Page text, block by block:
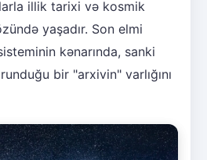
illik tarixi və kosmik
yaşadır. Son elmi
kənarında, sanki
bir "arxivin" varlığını